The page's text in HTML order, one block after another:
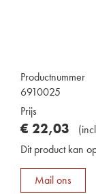
Productnummer
6910025
Prijs
€ 22,03 (
Dit product kan
Mail ons